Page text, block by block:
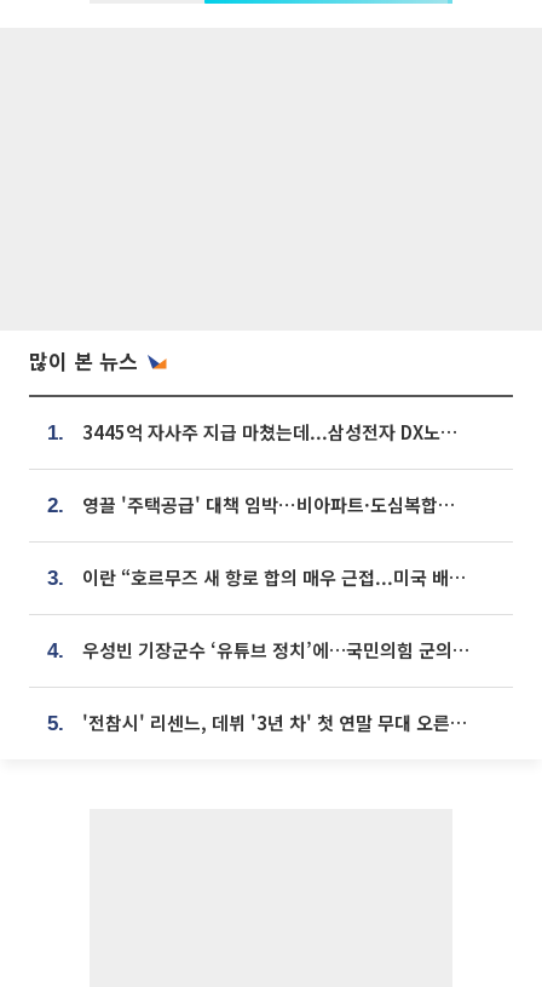
많이 본 뉴스
1. 3445억 자사주 지급 마쳤는데...삼성전자 DX노조, 뒤늦은 '떼쓰기 집회'
2. 영끌 '주택공급' 대책 임박⋯비아파트·도심복합까지 총동원
3. 이란 “호르무즈 새 항로 합의 매우 근접...미국 배상 먼저”
4. 우성빈 기장군수 ‘유튜브 정치’에…국민의힘 군의원들 집단 반발
5. '전참시' 리센느, 데뷔 '3년 차' 첫 연말 무대 오른다⋯"그동안 섭외 안 와"